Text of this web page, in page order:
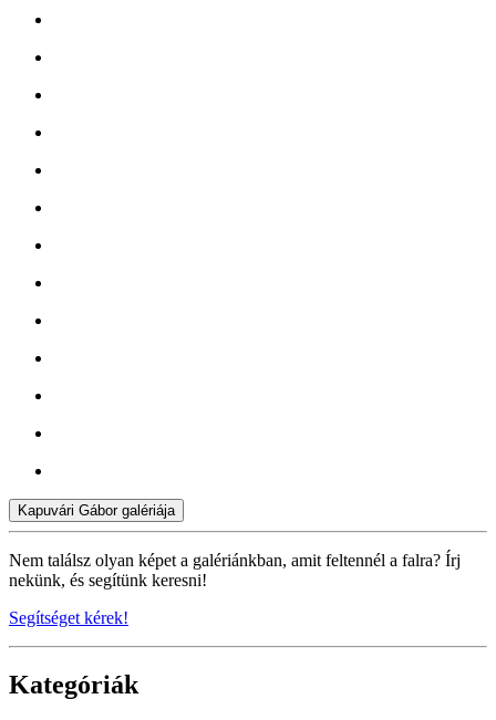
Kapuvári Gábor galériája
Nem találsz olyan képet a galériánkban, amit feltennél a falra? Írj
nekünk, és segítünk keresni!
Segítséget kérek!
Kategóriák